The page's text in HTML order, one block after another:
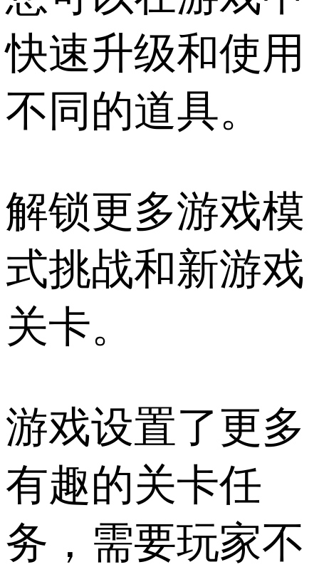
快速升级和使用
不同的道具。
解锁更多游戏模
式挑战和新游戏
关卡。
游戏设置了更多
有趣的关卡任
务，需要玩家不